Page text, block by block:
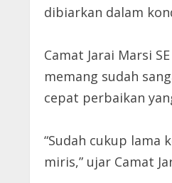
dibiarkan dalam
Camat Jarai Marsi
memang sudah
cepat perbaikan
“Sudah cukup lama
miris,” ujar Camat